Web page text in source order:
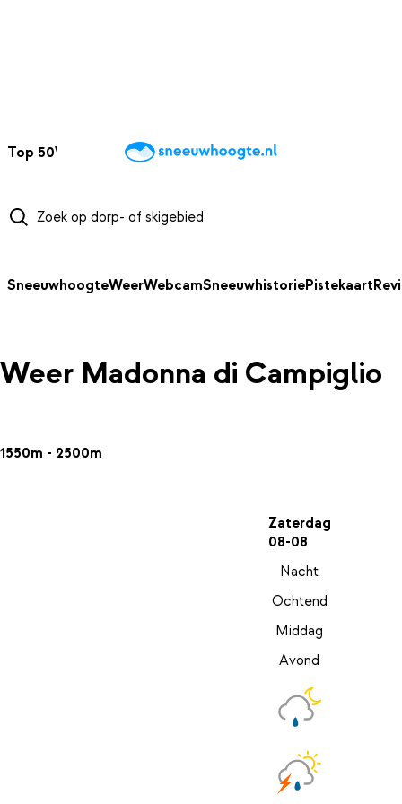
Top 50Webcams WintersportweerKaarten
SneeuwhoogteWeerWebcamSneeuwhistoriePistekaart
Weer Madonna di Campiglio
1550m - 2500m
Zaterdag
08-08
Nacht
Ochtend
Middag
Avond